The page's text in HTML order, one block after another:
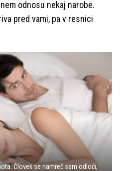
odnosu nekaj narobe.
pred vami, pa v resnici
Človek se namreč sam odloči,